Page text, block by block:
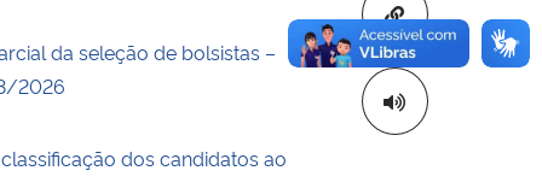
Copiar para
da seleção de bolsistas –
2026
dos candidatos ao